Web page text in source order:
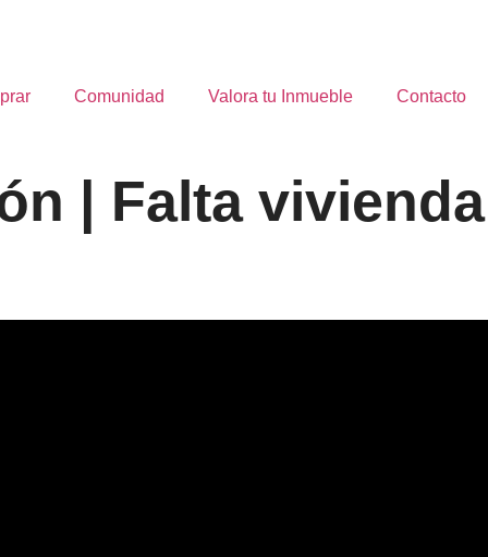
Comunidad Valora tu Inmueble Contacto
| Falta vivienda